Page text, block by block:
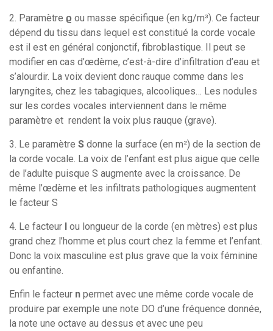
2. Paramètre ϱ ou masse spécifique (en kg/m³). Ce facteur
dépend du tissu dans lequel est constitué la corde vocale
est il est en général conjonctif, fibroblastique. Il peut se
modifier en cas d’œdème, c’est-à-dire d’infiltration d’eau et
s’alourdir. La voix devient donc rauque comme dans les
laryngites, chez les tabagiques, alcooliques… Les nodules
sur les cordes vocales interviennent dans le même
paramètre et rendent la voix plus rauque (grave).
3. Le paramètre S donne la surface (en m²) de la section de
la corde vocale. La voix de l’enfant est plus aigue que celle
de l’adulte puisque S augmente avec la croissance. De
même l’œdème et les infiltrats pathologiques augmentent
le facteur S
4. Le facteur l ou longueur de la corde (en mètres) est plus
grand chez l’homme et plus court chez la femme et l’enfant.
Donc la voix masculine est plus grave que la voix féminine
ou enfantine.
Enfin le facteur n permet avec une même corde vocale de
produire par exemple une note DO d’une fréquence donnée,
la note une octave au dessus et avec une peu